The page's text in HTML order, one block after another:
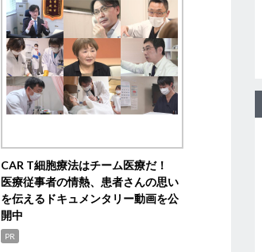
CAR T細胞療法はチーム医療だ！
医療従事者の情熱、患者さんの思い
を伝えるドキュメンタリー動画を公
開中
PR